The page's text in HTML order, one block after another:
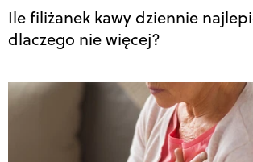
Ile filiżanek kawy dziennie
dlaczego nie więcej?